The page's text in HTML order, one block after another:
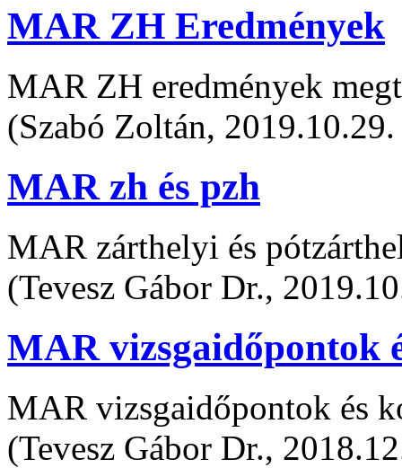
MAR ZH Eredmények
MAR ZH eredmények
(Szabó Zoltán,
MAR zh és pzh
MAR zárthelyi és
(Tevesz Gábor Dr.,
MAR vizsgaidőpontok
MAR vizsgaidőpontok és
(Tevesz Gábor Dr.,